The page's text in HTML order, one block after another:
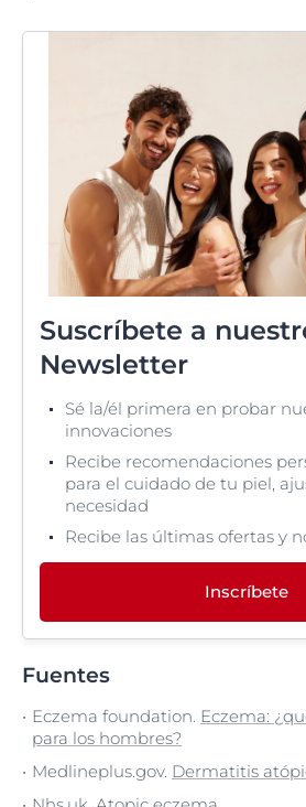
Suscríbete a
Newsletter
Sé la/él primera en probar
innovaciones
Recibe recomendaciones
para el cuidado de tu piel,
necesidad
Recibe las últimas ofertas y
Inscríbete
Fuentes
Eczema foundation. Eczema:
para los hombres?
Medlineplus.gov. Dermatitis